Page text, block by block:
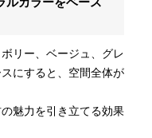
リー、ベージュ、グレ
にすると、空間全体が
魅力を引き立てる効果